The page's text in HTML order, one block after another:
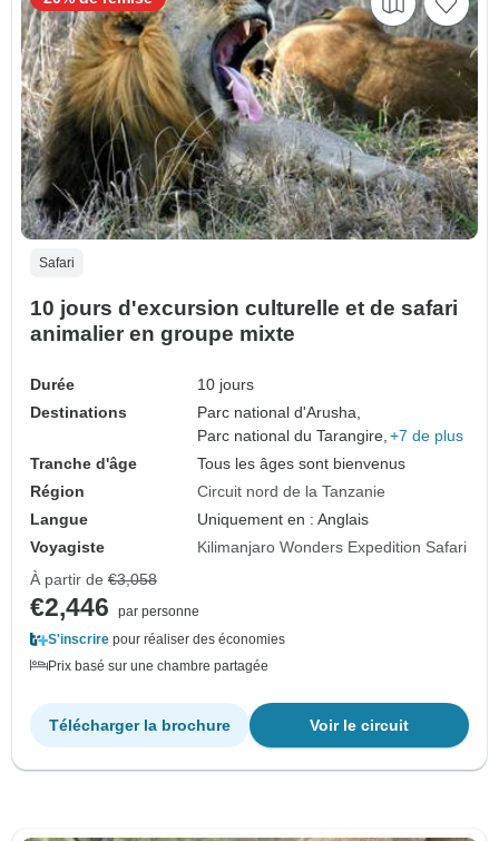
Safari
10 jours d'excursion culturelle et de safari
animalier en groupe mixte
Durée
10 jours
Destinations
Parc national d'Arusha,
Parc national du Tarangire, +7 de plus
Tranche d'âge
Tous les âges sont bienvenus
Région
Circuit nord de la Tanzanie
Langue
Uniquement en : Anglais
Voyagiste
Kilimanjaro Wonders Expedition Safari
À partir de €3,058
€2,446
par personne
S'inscrire pour réaliser des économies
Prix basé sur une chambre partagée
Voir le circuit
Télécharger la brochure